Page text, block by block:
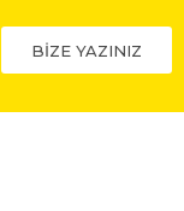
BİZE YAZINIZ